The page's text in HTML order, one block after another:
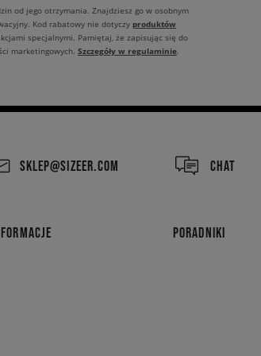
od jego otrzymania. Znajdziesz go w osobnym
Kod rabatowy nie dotyczy produktów
specjalnymi. Pamiętaj, że zapisując się do
marketingowych. Szczegóły w regulaminie.
SKLEP@SIZEER.COM CHAT
PORADNIKI